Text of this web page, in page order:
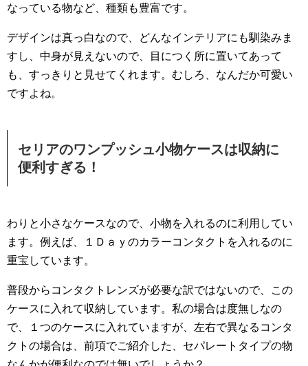
なっている物など、種類も豊富です。
デザインは真っ白なので、どんなインテリアにも馴染みま
すし、中身が見えないので、目につく所に置いてあって
も、すっきりと見せてくれます。むしろ、なんだか可愛い
ですよね。
セリアのワンプッシュ小物ケースは収納に
便利すぎる！
わりと小さなケースなので、小物を入れるのに利用してい
ます。例えば、１Ｄａｙのカラーコンタクトを入れるのに
重宝しています。
普段からコンタクトレンズが必要な訳ではないので、この
ケースに入れて収納しています。私の場合は度無しなの
で、１つのケースに入れていますが、左右で異なるコンタ
クトの場合は、前項でご紹介した、セパレートタイプの物